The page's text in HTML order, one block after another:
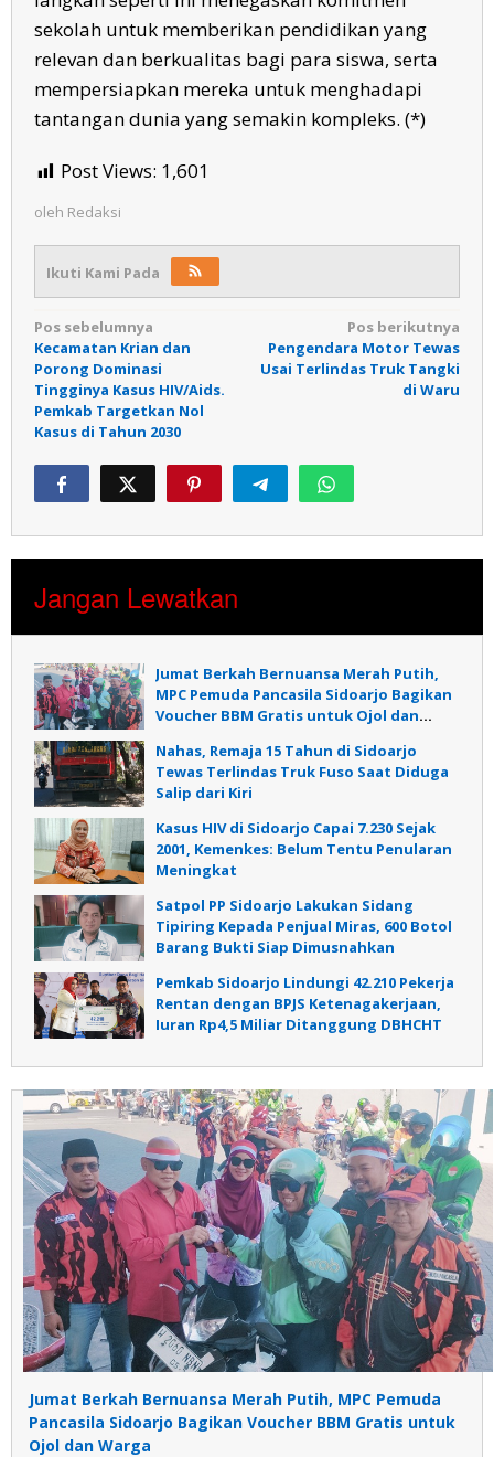
sekolah untuk memberikan pendidikan yang
relevan dan berkualitas bagi para siswa, serta
mempersiapkan mereka untuk menghadapi
tantangan dunia yang semakin kompleks. (*)
Post Views: 1,601
oleh Redaksi
Ikuti Kami Pada
Navigasi
pos
Pos sebelumnya
Kecamatan Krian dan
Porong Dominasi
Tingginya Kasus HIV/Aids.
Pemkab Targetkan Nol
Kasus di Tahun 2030
Pos berikutnya
Pengendara Motor Tewas
Usai Terlindas Truk Tangki
di Waru
Jangan Lewatkan
Jumat Berkah Bernuansa Merah Putih,
MPC Pemuda Pancasila Sidoarjo Bagikan
Voucher BBM Gratis untuk Ojol dan
Nahas, Remaja 15 Tahun di Sidoarjo
Tewas Terlindas Truk Fuso Saat Diduga
Salip dari Kiri
Kasus HIV di Sidoarjo Capai 7.230 Sejak
2001, Kemenkes: Belum Tentu Penularan
Meningkat
Satpol PP Sidoarjo Lakukan Sidang
Tipiring Kepada Penjual Miras, 600 Botol
Barang Bukti Siap Dimusnahkan
Pemkab Sidoarjo Lindungi 42.210 Pekerja
Rentan dengan BPJS Ketenagakerjaan,
Iuran Rp4,5 Miliar Ditanggung DBHCHT
Jumat Berkah Bernuansa Merah Putih, MPC Pemuda
Pancasila Sidoarjo Bagikan Voucher BBM Gratis untuk
Ojol dan Warga